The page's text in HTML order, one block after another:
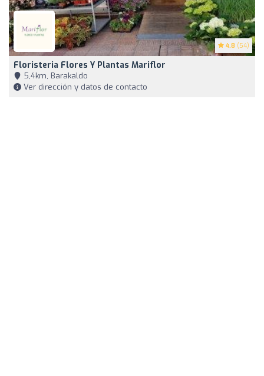
4.8 (54)
Floristeria Flores Y Plantas Mariflor
5,4km, Barakaldo
Ver dirección y datos de contacto